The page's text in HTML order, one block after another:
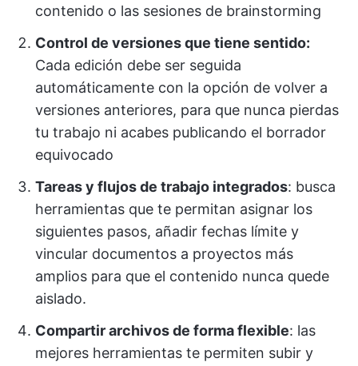
contenido o las sesiones de brainstorming
Control de versiones que tiene sentido:
Cada edición debe ser seguida
automáticamente con la opción de volver a
versiones anteriores, para que nunca pierdas
tu trabajo ni acabes publicando el borrador
equivocado
Tareas y flujos de trabajo integrados: busca
herramientas que te permitan asignar los
siguientes pasos, añadir fechas límite y
vincular documentos a proyectos más
amplios para que el contenido nunca quede
aislado.
Compartir archivos de forma flexible: las
mejores herramientas te permiten subir y